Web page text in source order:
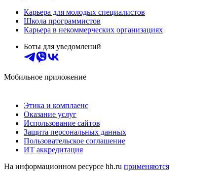
Карьера для молодых специалистов
Школа программистов
Карьера в некоммерческих организациях
Боты для уведомлений
Мобильное приложение
Этика и комплаенс
Оказание услуг
Использование сайтов
Защита персональных данных
Пользовательское соглашение
ИТ аккредитация
На информационном ресурсе hh.ru применяются